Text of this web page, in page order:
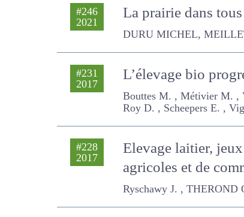
#246
2021 La prairie dans
DURU MICHEL, MEILLET
#231
2017 L’élevage bio
Bouttes M. , Métivier M. ,
E. , Vigier V. , Viguié S.
#228
2017
Elevage laitier,
pratiques
Ryschawy J. , THEROND